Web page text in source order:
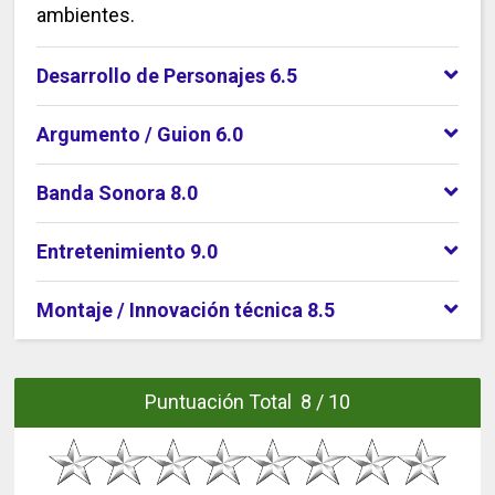
ambientes.
Desarrollo de Personajes 6.5
Argumento / Guion 6.0
Banda Sonora 8.0
Entretenimiento 9.0
Montaje / Innovación técnica 8.5
Puntuación Total 8 / 10